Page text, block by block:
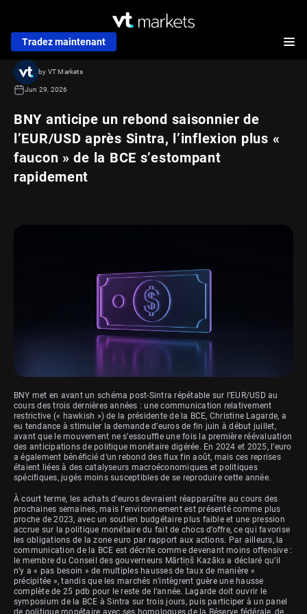
Tradez maintenant
BNY anticipe un rebond saisonnier de
l’EUR/USD après Sintra, l’inflexion plus «
faucon » de la BCE s’estompant
rapidement
by VT Markets
Jun 29, 2026
BNY met en avant un schéma post-Sintra répétable sur l’EUR/USD au
cours des trois dernières années : une communication relativement
restrictive (« hawkish ») de la présidente de la BCE, Christine Lagarde, a
eu tendance à stimuler la demande d’euros de fin juin à début juillet,
avant que le mouvement ne s’essouffle une fois la première réévaluation
des anticipations de politique monétaire digérée. En 2024 et 2025, l’euro
a également bénéficié d’un rebond des flux fin août, mais ces reprises
étaient liées à des catalyseurs macroéconomiques et politiques
spécifiques, jugés moins susceptibles de se reproduire cette année.
À court terme, les achats d’euros devraient réapparaître au cours des
prochaines semaines, mais l’environnement est présenté comme plus
proche de 2023, avec un soutien budgétaire plus faible et une pression
accrue sur la politique monétaire du fait de chocs d’offre, ce qui favorise
les obligations de la zone euro par rapport aux actions. Par ailleurs, la
communication de la BCE est décrite comme devenant moins offensive :
le membre du Conseil des gouverneurs Mārtiņš Kazāks a déclaré qu’il
n’y a « pas besoin » de multiples hausses de taux de manière «
précipitée », tandis que les marchés n’intègrent guère une hausse
complète de 25 pdb pour le reste de l’année. Lagarde doit ouvrir le
symposium de la BCE à Sintra sur trois jours, puis participer à un panel